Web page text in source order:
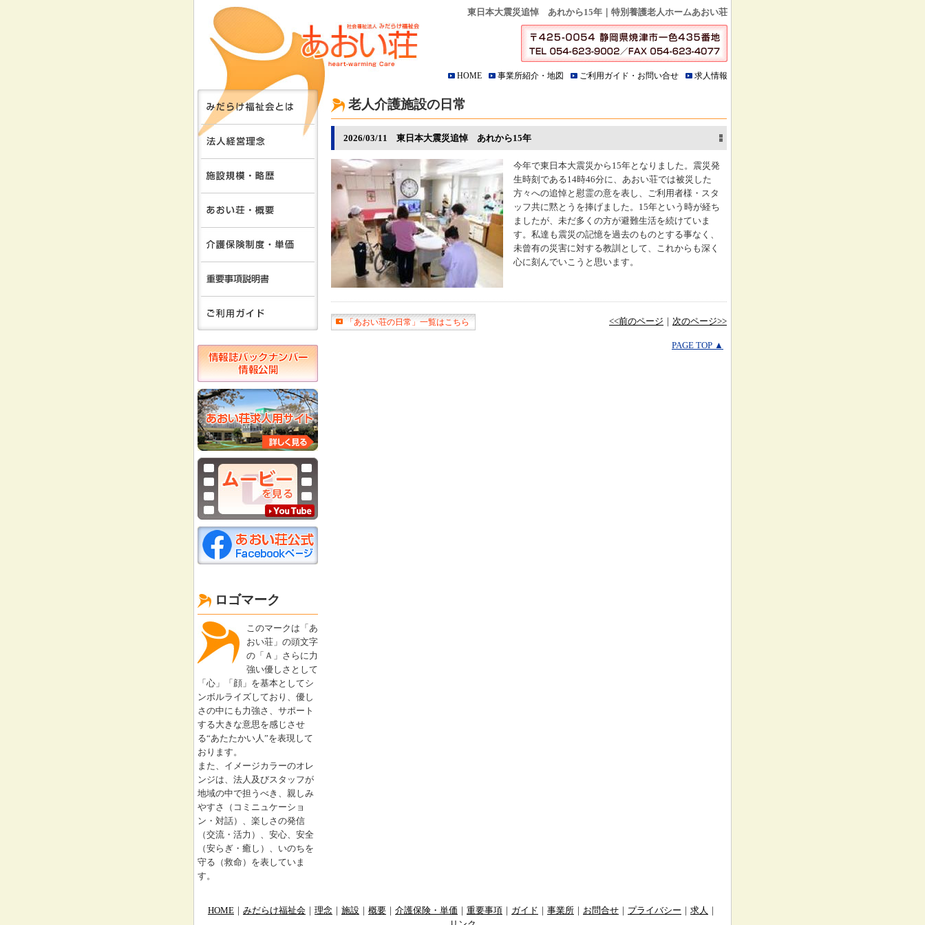
東日本大震災追悼 あれから15年｜特別養護老人ホームあおい荘
求人情報
ご利用ガイド・お問い合せ
事業所紹介・地図
HOME
ロゴマーク
このマークは「あ
おい荘」の頭文字
の「Ａ」さらに力
強い優しさとして
「心」「顔」を基本としてシ
ンボルライズしており、優し
さの中にも力強さ、サポート
する大きな意思を感じさせ
る“あたたかい人”を表現して
おります。
また、イメージカラーのオレ
ンジは、法人及びスタッフが
地域の中で担うべき、親しみ
やすさ（コミニュケーショ
ン・対話）、楽しさの発信
（交流・活力）、安心、安全
（安らぎ・癒し）、いのちを
守る（救命）を表していま
す。
老人介護施設の日常
2026/03/11 東日本大震災追悼 あれから15年
今年で東日本大震災から15年となりました。震災発
生時刻である14時46分に、あおい荘では被災した
方々への追悼と慰霊の意を表し、ご利用者様・スタ
ッフ共に黙とうを捧げました。15年という時が経ち
ましたが、未だ多くの方が避難生活を続けていま
す。私達も震災の記憶を過去のものとする事なく、
未曾有の災害に対する教訓として、これからも深く
心に刻んでいこうと思います。
「あおい荘の日常」一覧はこちら <<前のページ 次のページ>>
PAGE TOP ▲
HOME みだらけ福祉会 理念 施設 概要 介護保険・単価 重要事項 ガイド 事業所 お問合せ プライバシー 求人